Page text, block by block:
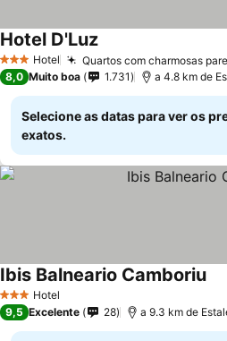
3 EstrelasHotel Quartos com charmosas
Hotel D'Luz
8,0 Muito boa 1.731 a 4.8 km de
Selecione as datas para ver os
exatos.
3 EstrelasHotel
Ibis Balneario Camboriu
9,5 Excelente 28 a 9.3 km de